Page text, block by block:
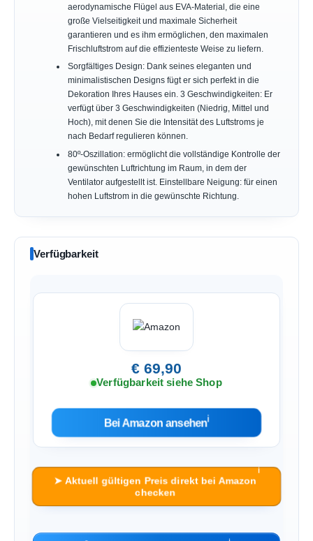
aerodynamische Flügel aus EVA-Material, die eine
große Vielseitigkeit und maximale Sicherheit
garantieren und es ihm ermöglichen, den maximalen
Frischluftstrom auf die effizienteste Weise zu liefern.
Sorgfältiges Design: Dank seines eleganten und
minimalistischen Designs fügt er sich perfekt in die
Dekoration Ihres Hauses ein. 3 Geschwindigkeiten: Er
verfügt über 3 Geschwindigkeiten (Niedrig, Mittel und
Hoch), mit denen Sie die Intensität des Luftstroms je
nach Bedarf regulieren können.
80º-Oszillation: ermöglicht die vollständige Kontrolle der
gewünschten Luftrichtung im Raum, in dem der
Ventilator aufgestellt ist. Einstellbare Neigung: für einen
hohen Luftstrom in die gewünschte Richtung.
Verfügbarkeit
€ 69,90
Verfügbarkeit siehe Shop
Bei Amazon ansehenℹ︎
➤ Aktuell gültigen Preis direkt bei Amazon
checken
ℹ︎